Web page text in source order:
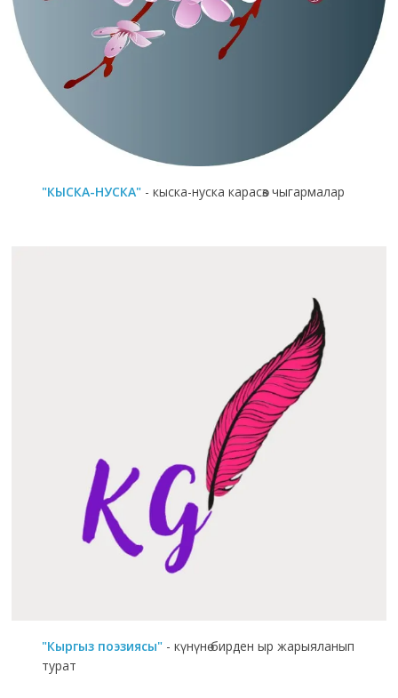
"КЫСКА-НУСКА" - кыска-нуска карасөз чыгармалар
"Кыргыз поэзиясы" - күнүнө бирден ыр жарыяланып
турат